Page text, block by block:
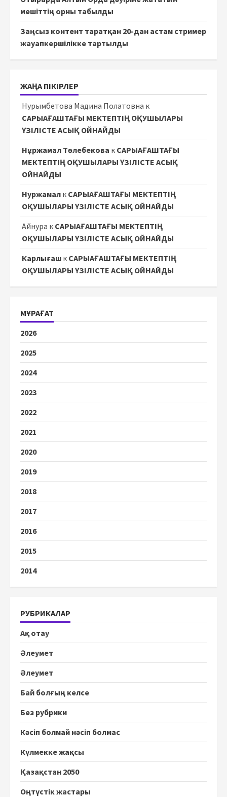
мешіттің орны табылды
Заңсыз контент таратқан 20-дан астам стример
жауапкершілікке тартылды
ЖАҢА ПІКІРЛЕР
Нурымбетова Мадина Полатовна к
САРЫАҒАШТАҒЫ МЕКТЕПТІҢ ОҚУШЫЛАРЫ
ҮЗІЛІСТЕ АСЫҚ ОЙНАЙДЫ
Нұржамал Төлебекова к САРЫАҒАШТАҒЫ
МЕКТЕПТІҢ ОҚУШЫЛАРЫ ҮЗІЛІСТЕ АСЫҚ
ОЙНАЙДЫ
Нуржамал к САРЫАҒАШТАҒЫ МЕКТЕПТІҢ
ОҚУШЫЛАРЫ ҮЗІЛІСТЕ АСЫҚ ОЙНАЙДЫ
Айнура к САРЫАҒАШТАҒЫ МЕКТЕПТІҢ
ОҚУШЫЛАРЫ ҮЗІЛІСТЕ АСЫҚ ОЙНАЙДЫ
Карлығаш к САРЫАҒАШТАҒЫ МЕКТЕПТІҢ
ОҚУШЫЛАРЫ ҮЗІЛІСТЕ АСЫҚ ОЙНАЙДЫ
МҰРАҒАТ
2026
2025
2024
2023
2022
2021
2020
2019
2018
2017
2016
2015
2014
РУБРИКАЛАР
Ақ отау
Әлеумет
Әлеумет
Бай болғың келсе
Без рубрики
Кәсіп болмай нәсіп болмас
Күлмекке жақсы
Қазақстан 2050
Оңтүстік жастары